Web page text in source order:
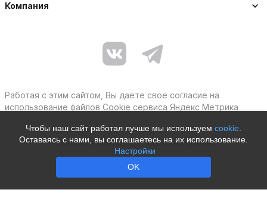
Чтобы наш сайт работал лучше мы используем cookie
Оставаясь с нами, вы соглашаетесь на их использование.
Настройки
OK
Компания
Работая с этим сайтом, Вы даете свое согласие на
использование файлов Cookie сервиса Яндекс Метрика
Политика защиты персональных данных
Moby © 2012–2026